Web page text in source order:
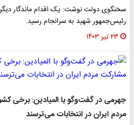
سخنگوی دولت نوشت: یک اقدام ماندگار
رئیس‌جمهور شهید به سرانجام رسید.
۲۳ تیر ۱۴۰۳
جهرمی در گفت‌وگو با المیادین: برخی
مردم ایران در انتخابات می‌ترسند